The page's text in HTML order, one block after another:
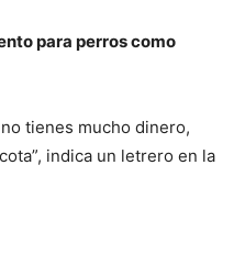
para perros como
tienes mucho dinero,
indica un letrero en la